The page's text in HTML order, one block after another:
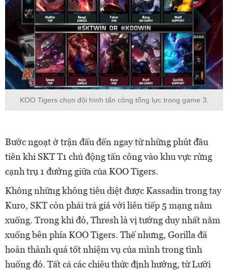
KOO Tigers chọn đội hình tấn công tổng lực trong game 3.
Bước ngoạt ở trận đấu đến ngay từ những phút đầu
tiên khi SKT T1 chủ động tấn công vào khu vực rừng
cạnh trụ 1 đường giữa của KOO Tigers.
Không những không tiêu diệt được Kassadin trong tay
Kuro, SKT còn phải trả giá với liên tiếp 5 mạng nằm
xuống. Trong khi đó, Thresh là vị tướng duy nhất nằm
xuống bên phía KOO Tigers. Thế nhưng, Gorilla đã
hoàn thành quá tốt nhiệm vụ của mình trong tình
huống đó. Tất cả các chiêu thức định hướng, từ Lưỡi